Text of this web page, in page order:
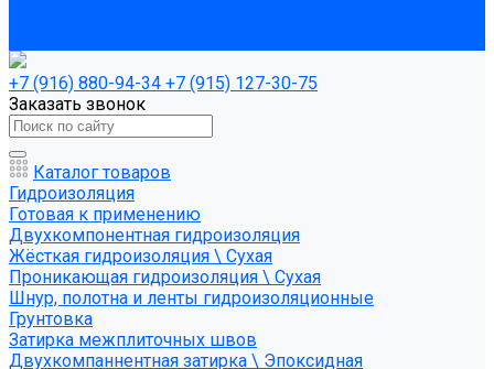
+7 (916) 880-94-34 +7 (915) 127-30-75
Заказать звонок
Каталог товаров
Гидроизоляция
Готовая к применению
Двухкомпонентная гидроизоляция
Жёсткая гидроизоляция \ Сухая
Проникающая гидроизоляция \ Сухая
Шнур, полотна и ленты гидроизоляционные
Грунтовка
Затирка межплиточных швов
Двухкомпаннентная затирка \ Эпоксидная